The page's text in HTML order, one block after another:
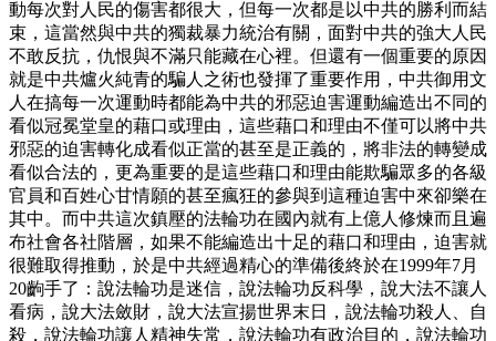
動每次對人民的傷害都很大，但每一次都是以中共的勝利而結
束，這當然與中共的獨裁暴力統治有關，面對中共的強大人民
不敢反抗，仇恨與不滿只能藏在心裡。但還有一個重要的原因
就是中共爐火純青的騙人之術也發揮了重要作用，中共御用文
人在搞每一次運動時都能為中共的邪惡迫害運動編造出不同的
看似冠冕堂皇的藉口或理由，這些藉口和理由不僅可以將中共
邪惡的迫害轉化成看似正當的甚至是正義的，將非法的轉變成
看似合法的，更為重要的是這些藉口和理由能欺騙眾多的各級
官員和百姓心甘情願的甚至瘋狂的參與到這種迫害中來卻樂在
其中。而中共這次鎮壓的法輪功在國內就有上億人修煉而且遍
布社會各社階層，如果不能編造出十足的藉口和理由，迫害就
很難取得推動，於是中共經過精心的準備後終於在1999年7月
20齣手了：說法輪功是迷信，說法輪功反科學，說大法不讓人
看病，說大法斂財，說大法宣揚世界末日，說法輪功殺人、自
殺，說法輪功讓人精神失常，說法輪功有政治目的，說法輪功